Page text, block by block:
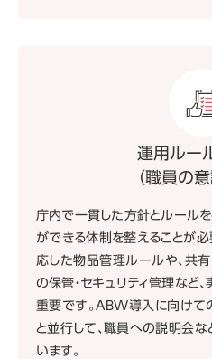
運用ルー
（職員の
庁内で一貫した方針とルール
ができる体制を整えることが
応した物品管理ルールや、共
の保管・セキュリティ管理など
重要です。ABW導入に向けて
と並行して、職員への説明会
います。